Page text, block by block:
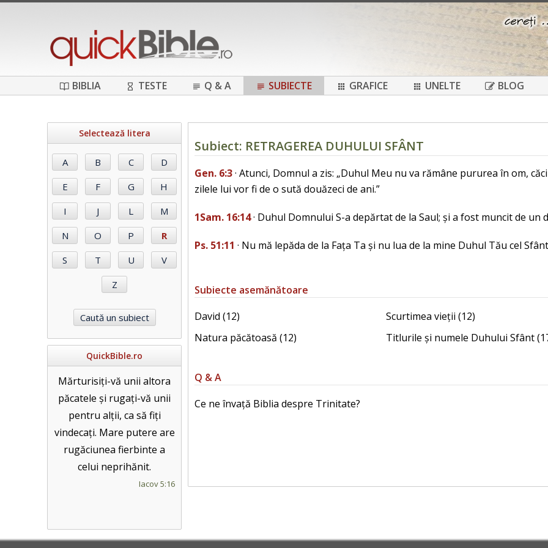
BIBLIA TESTE Q & A SUBIECTE GRAFICE UNELTE BLOG
Selectează litera
QuickBible.ro
Mărturisiți-vă unii altora
păcatele și rugați-vă unii
pentru alții, ca să fiți
vindecați. Mare putere are
rugăciunea fierbinte a
celui neprihănit.
Iacov 5:16
Subiect: RETRAGEREA DUHULUI SFÂNT
Gen. 6:3· Atunci, Domnul a zis: „Duhul Meu nu va rămâne pururea în om,
zilele lui vor fi de o sută douăzeci de ani.”
1Sam. 16:14· Duhul Domnului S-a depărtat de la Saul; și a fost muncit de un
Ps. 51:11 · Nu mă lepăda de la Fața Ta și nu lua de la mine Duhul Tău cel
Subiecte asemănătoare
David (12)
Natura păcătoasă (12)
Scurtimea vieții (12)
Titlurile și numele Duhului Sfânt
Q & A
Ce ne învață Biblia despre Trinitate?